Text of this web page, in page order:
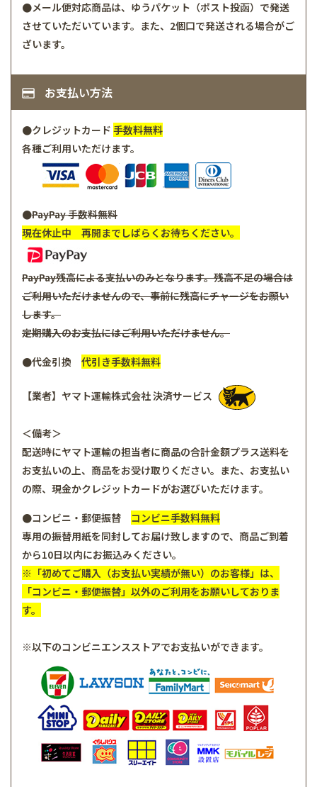
●メール便対応商品は、ゆうパケット（ポスト投函）で発送
させていただいています。また、2個口で発送される場合がご
ざいます。
お支払い方法
●クレジットカード 手数料無料
各種ご利用いただけます。
●PayPay手数料無料
現在休止中 再開までしばらくお待ちください。
PayPay残高による支払いのみとなります。残高不足の場合は
ご利用いただけませんので、事前に残高にチャージをお願い
します。
定期購入のお支払にはご利用いただけません。
●代金引換 代引き手数料無料
【業者】ヤマト運輸株式会社 決済サービス
＜備考＞
配送時にヤマト運輸の担当者に商品の合計金額プラス送料を
お支払いの上、商品をお受け取りください。また、お支払い
の際、現金かクレジットカードがお選びいただけます。
●コンビニ・郵便振替 コンビニ手数料無料
専用の振替用紙を同封してお届け致しますので、商品ご到着
から10日以内にお振込みください。
※「初めてご購入（お支払い実績が無い）のお客様」は、
「コンビニ・郵便振替」以外のご利用をお願いしておりま
す。
※以下のコンビニエンスストアでお支払いができます。